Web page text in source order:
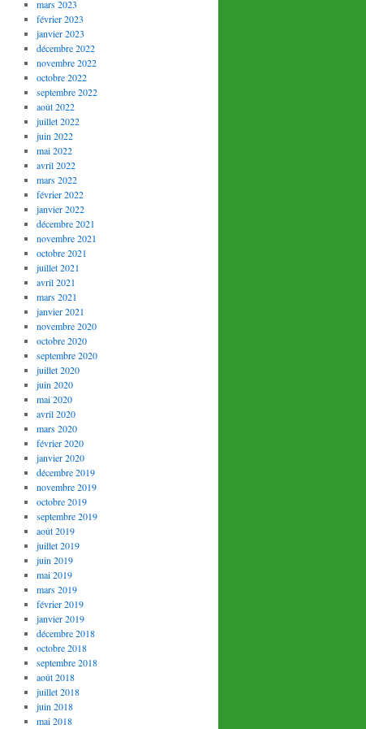
mars 2023
février 2023
janvier 2023
décembre 2022
novembre 2022
octobre 2022
septembre 2022
août 2022
juillet 2022
juin 2022
mai 2022
avril 2022
mars 2022
février 2022
janvier 2022
décembre 2021
novembre 2021
octobre 2021
juillet 2021
avril 2021
mars 2021
janvier 2021
novembre 2020
octobre 2020
septembre 2020
juillet 2020
juin 2020
mai 2020
avril 2020
mars 2020
février 2020
janvier 2020
décembre 2019
novembre 2019
octobre 2019
septembre 2019
août 2019
juillet 2019
juin 2019
mai 2019
mars 2019
février 2019
janvier 2019
décembre 2018
octobre 2018
septembre 2018
août 2018
juillet 2018
juin 2018
mai 2018